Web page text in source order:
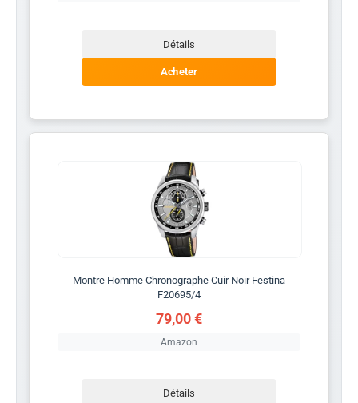
Détails
Acheter
Montre Homme Chronographe Cuir Noir Festina
F20695/4
79,00 €
Amazon
Détails